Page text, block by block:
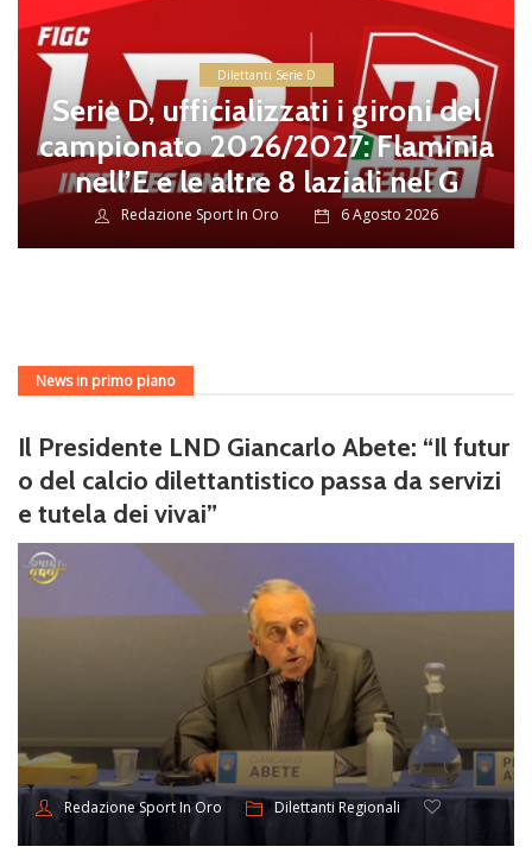
Dilettanti Serie D
Serie D, ufficializzati i gironi del
campionato 2026/2027: Flaminia
nell’E e le altre 8 laziali nel G
Redazione Sport In Oro 6 Agosto 2026
News in primo piano
Il Presidente LND Giancarlo Abete: “Il futur
o del calcio dilettantistico passa da servizi
e tutela dei vivai”
Redazione Sport In Oro Dilettanti Regionali